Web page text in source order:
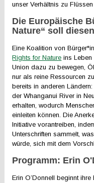
unser Verhältnis zu
Die Europäische
Nature“ soll
Eine Koalition von
Rights for Nature ins Leben
Union dazu zu bewegen,
nur als reine Ressourcen
bereits in anderen
der Whanganui River in
erhalten, wodurch
einleiten können. Die
Initiative vorantreiben,
Unterschriften sammelt,
würde, sich mit dem
Programm: Erin
Erin O’Donnell beginnt